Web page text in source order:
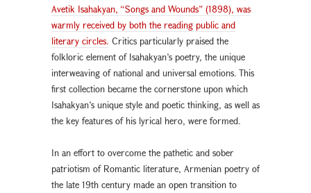
Avetik Isahakyan, “Songs and Wounds” (1898), was
warmly received by both the reading public and
literary circles. Critics particularly praised the
folkloric element of Isahakyan’s poetry, the unique
interweaving of national and universal emotions. This
first collection became the cornerstone upon which
Isahakyan’s unique style and poetic thinking, as well as
the key features of his lyrical hero, were formed.
In an effort to overcome the pathetic and sober
patriotism of Romantic literature, Armenian poetry of
the late 19th century made an open transition to